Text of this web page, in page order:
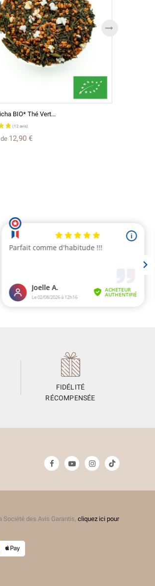
BIO* Thé Vert...
12,90 €
FIDÉLITÉ
RÉCOMPENSÉE
Société des Avis Garantis, cliquez ici pour